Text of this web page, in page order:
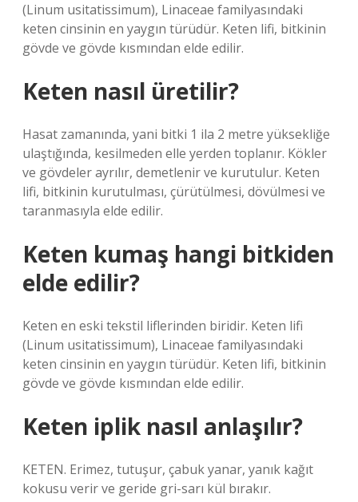
(Linum usitatissimum), Linaceae familyasındaki
keten cinsinin en yaygın türüdür. Keten lifi, bitkinin
gövde ve gövde kısmından elde edilir.
Keten nasıl üretilir?
Hasat zamanında, yani bitki 1 ila 2 metre yüksekliğe
ulaştığında, kesilmeden elle yerden toplanır. Kökler
ve gövdeler ayrılır, demetlenir ve kurutulur. Keten
lifi, bitkinin kurutulması, çürütülmesi, dövülmesi ve
taranmasıyla elde edilir.
Keten kumaş hangi bitkiden
elde edilir?
Keten en eski tekstil liflerinden biridir. Keten lifi
(Linum usitatissimum), Linaceae familyasındaki
keten cinsinin en yaygın türüdür. Keten lifi, bitkinin
gövde ve gövde kısmından elde edilir.
Keten iplik nasıl anlaşılır?
KETEN. Erimez, tutuşur, çabuk yanar, yanık kağıt
kokusu verir ve geride gri-sarı kül bırakır.